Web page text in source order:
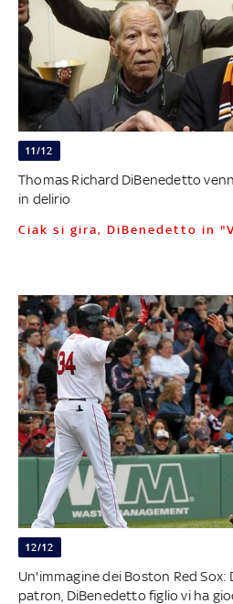
11/12
Thomas Richard DiBenedetto
in delirio
Ciak si gira, DiBenedetto in
12/12
Un'immagine dei Boston Red
patron, DiBenedetto figlio vi ha